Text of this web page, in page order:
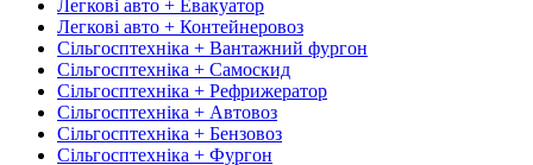
Легкові авто + Евакуатор
Легкові авто + Контейнеровоз
Сільгосптехніка + Вантажний фургон
Сільгосптехніка + Самоскид
Сільгосптехніка + Рефрижератор
Сільгосптехніка + Автовоз
Сільгосптехніка + Бензовоз
Сільгосптехніка + Фургон